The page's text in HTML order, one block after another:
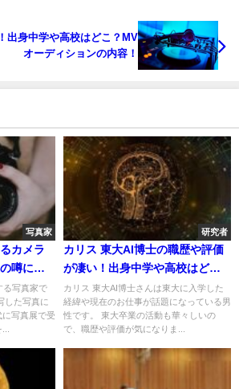
出身中学や高校はどこ？MV
オーディションの内容！
写真家
カメラ
噂につ
る写真家で
した写真に
写真展で受
研究者
カリス 東大AI博士の職歴や評価
が凄い！出身中学や高校はど
こ？家族について！
カリス 東大AI博士さんは東大に入学した
経緯や現在のお仕事が話題になっている男
性です。 東大卒業の活動も華々しいの
で、職歴や評価が気になりま...